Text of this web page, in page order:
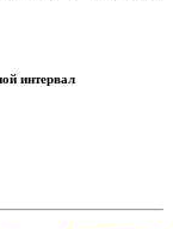
интервал